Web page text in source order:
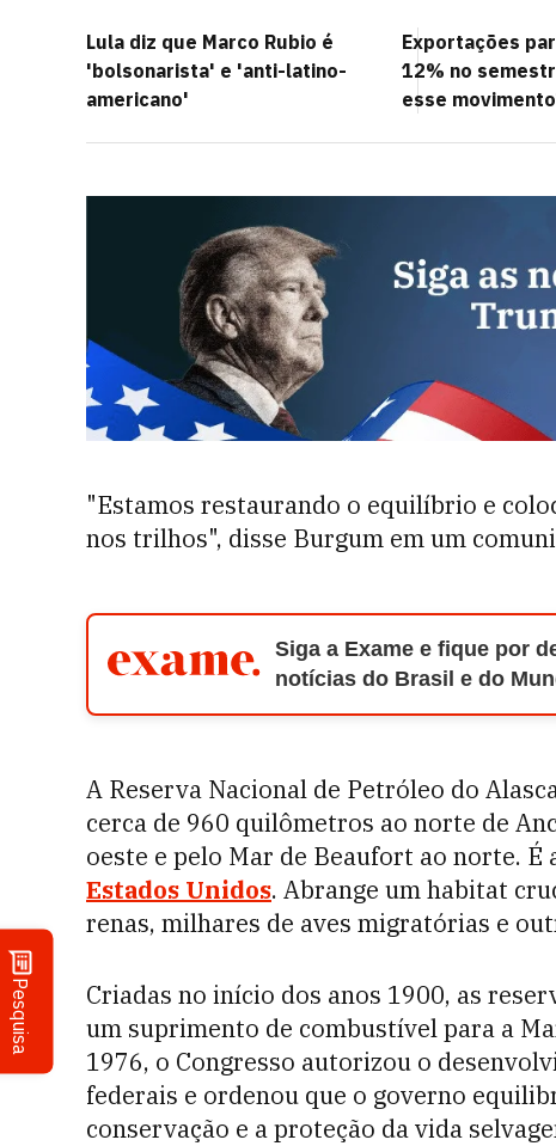
Pesquisa
Lula diz que Marco Rubio é
'bolsonarista' e 'anti-latino-
americano'
Exportações
12% no
esse
"Estamos restaurando o equilíbrio e
nos trilhos", disse Burgum em um
Siga a Exame e fique por
notícias do Brasil e do
A Reserva Nacional de Petróleo do
cerca de 960 quilômetros ao norte de
oeste e pelo Mar de Beaufort ao norte.
Estados Unidos. Abrange um habitat
renas, milhares de aves migratórias e
Criadas no início dos anos 1900, as
um suprimento de combustível para a
1976, o Congresso autorizou o
federais e ordenou que o governo
conservação e a proteção da vida